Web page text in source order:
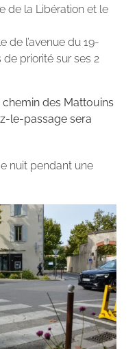
de la Libération et le
de l’avenue du 19-
priorité sur ses 2
chemin des Mattouins
le-passage sera
nuit pendant une